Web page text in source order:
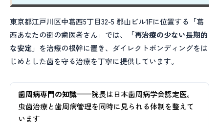
東京都江戸川区中葛西5丁目32-5 郡山ビル1Fに位置する「葛
西あなたの街の歯医者さん」では、
「再治療の少ない長期的
な安定」 を治療の根幹に置き、ダイレクトボンディングをは
じめとした歯を守る治療を丁寧に提供しています。
歯周病専門の知識——院長は日本歯周病学会認定医。
虫歯治療と歯周病管理を同時に見られる体制を整えて
います